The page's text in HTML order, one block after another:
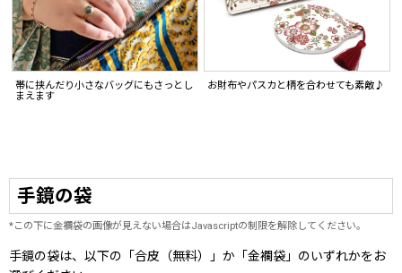
帯に挟んだり小さなバッグにもさっとし
まえます
お財布やパスカと柄を合わせても素敵♪
手鏡の袋
*この下に金襴袋の画像が見えない場合はJavascriptの制限を解除してください。
手鏡の袋は、以下の「合皮（無料）」か「金襴袋」のいずれかをお